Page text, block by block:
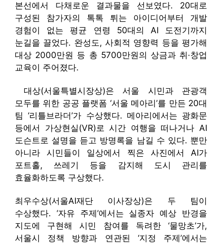
본선에서 다채로운 결과물을 선보였다. 20대로
구성된 참가자의 톡톡 튀는 아이디어부터 개발
경험이 없는 평균 연령 50대의 AI 도전기까지
눈길을 끌었다. 완성도, 사회적 영향력 등을 평가해
대상 2000만원 등 총 5700만원의 상금과 취·창업
교육이 주어졌다.
대상(서울특별시장상)은 서울 시민과 관광객
모두를 위한 공공 플랫폼 ‘서울 메아리’를 만든 20대
팀 ‘리틀브라더’가 수상했다. 메아리에서는 광화문
등에서 가상현실(VR)로 시간 여행을 떠나거나 AI
도슨트로 설명을 듣고 방명록을 남길 수 있다. 뿐만
아니라 시민들이 일상에서 찍은 사진에서 AI가
포트홀, 쓰레기 등을 감지해 도시 관리를
효율화하도록 구상했다.
최우수상(서울AI재단 이사장상)은 두 팀이
수상했다. ‘자유 주제’에서는 실종자 예상 반경을
지도에 구현해 시민 참여를 독려한 ‘물망초’가,
서울시 정책 방향과 연관된 ‘지정 주제’에서는